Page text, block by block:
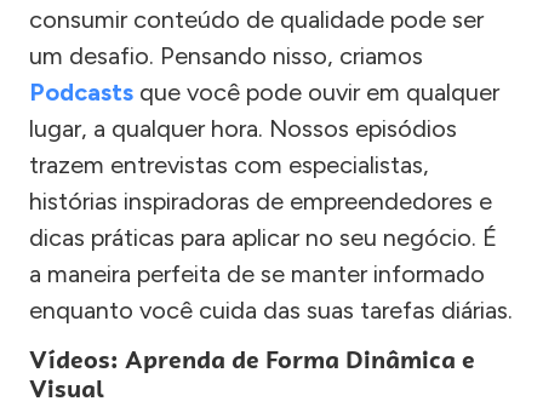
consumir conteúdo de qualidade pode ser
um desafio. Pensando nisso, criamos
Podcasts que você pode ouvir em qualquer
lugar, a qualquer hora. Nossos episódios
trazem entrevistas com especialistas,
histórias inspiradoras de empreendedores e
dicas práticas para aplicar no seu negócio. É
a maneira perfeita de se manter informado
enquanto você cuida das suas tarefas diárias.
Vídeos: Aprenda de Forma Dinâmica e
Visual